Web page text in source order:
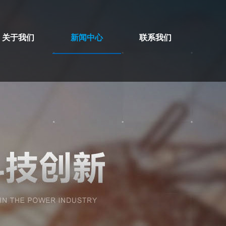
关于我们 新闻中心 联系我们